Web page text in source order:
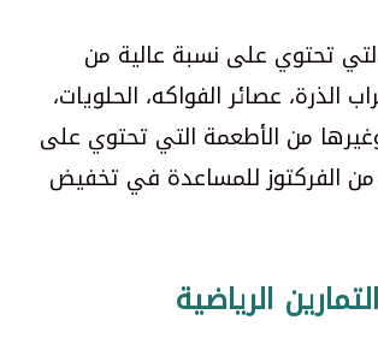
تحتوي على نسبة عالية من
الذرة، عصائر الفواكه، الحلويات،
من الأطعمة التي تحتوي على
الفركتوز للمساعدة في تخفيض